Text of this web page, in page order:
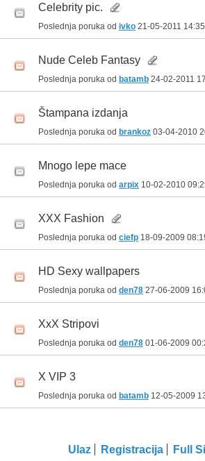
Celebrity pic.
Poslednja poruka od ivko 21-05-2011 14:35
Nude Celeb Fantasy
Poslednja poruka od batamb 24-02-2011
Štampana izdanja
Poslednja poruka od brankoz 03-04-2010
Mnogo lepe mace
Poslednja poruka od arpix 10-02-2010
XXX Fashion
Poslednja poruka od ciefp 18-09-2009
HD Sexy wallpapers
Poslednja poruka od den78 27-06-2009
XxX Stripovi
Poslednja poruka od den78 01-06-2009
X VIP 3
Poslednja poruka od batamb 12-05-2009
Ulaz Registracija Full